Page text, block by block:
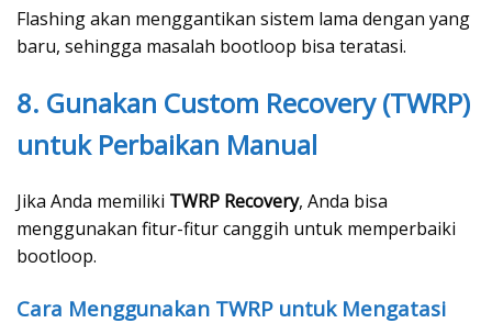
Flashing akan menggantikan sistem lama dengan yang
baru, sehingga masalah bootloop bisa teratasi.
8. Gunakan Custom Recovery (TWRP)
untuk Perbaikan Manual
Jika Anda memiliki TWRP Recovery, Anda bisa
menggunakan fitur-fitur canggih untuk memperbaiki
bootloop.
Cara Menggunakan TWRP untuk Mengatasi